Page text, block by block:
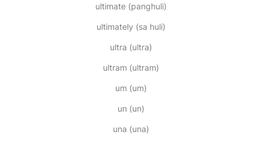
ultimate (panghuli)
ultimately (sa huli)
ultra (ultra)
ultram (ultram)
um (um)
un (un)
una (una)